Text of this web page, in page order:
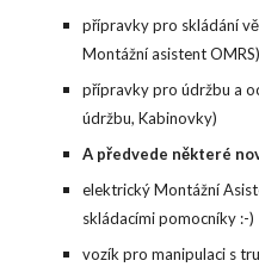
přípravky pro skládání
Montážní asistent OMRS)
přípravky pro údržbu a
údržbu, Kabinovky)
A předvede některé
elektrický Montážní
skládacími pomocníky :-)
vozík pro manipulaci s